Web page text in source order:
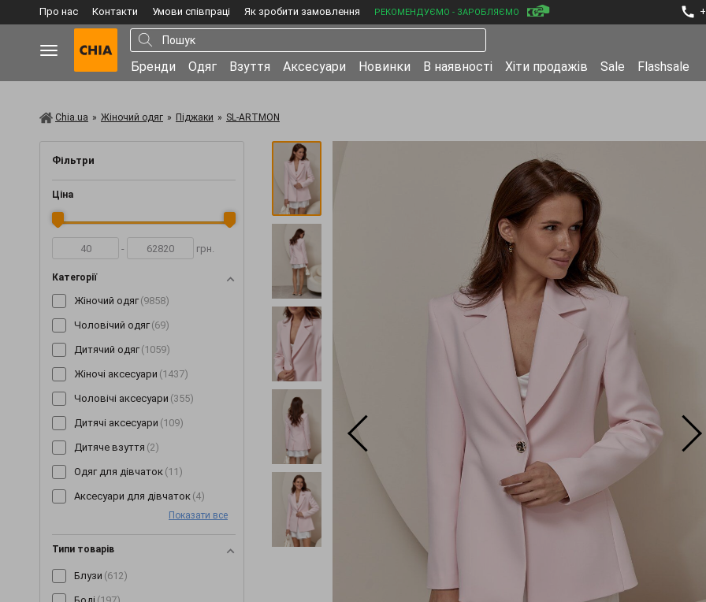
Про нас Контакти Умови співпраці Як зробити замовлення РЕКОМЕНДУЄМО - ЗАРОБЛЯЄМО
Бренди Одяг Взуття Аксесуари Новинки В наявності Хіти продажів Sale Flashsale
Chia.ua » Жіночий одяг » Піджаки » SL-ARTMON
Фільтри
Ціна
- грн.
Категорії
Жіночий одяг (9858)
Чоловічий одяг (69)
Дитячий одяг (1059)
Жіночі аксесуари (1437)
Чоловічі аксесуари (355)
Дитячі аксесуари (109)
Дитяче взуття (2)
Одяг для дівчаток (11)
Аксесуари для дівчаток (4)
Показати все
Типи товарів
Блузи (612)